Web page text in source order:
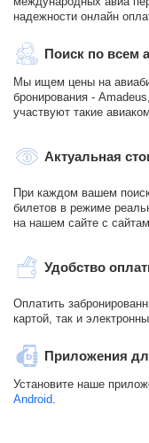
надежности онлайн
Поиск по всем
Мы ищем цены на
бронирования -
участвуют такие
Актуальная
При каждом вашем
билетов в режиме
на нашем сайте с
Удобство
Оплатить
картой, так и
Приложения
Установите наше
Android.